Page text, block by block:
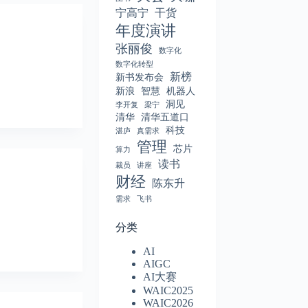
宁高宁 干货
年度演讲
张丽俊
数字化
数字化转型
新书发布会 新榜
新浪 智慧 机器人
李开复 梁宁
洞见
清华
清华五道口
湛庐 真需求 科技
算力 管理 芯片
裁员 讲座 读书
财经 陈东升
需求 飞书
分类
AI
AIGC
AI大赛
WAIC2025
WAIC2026